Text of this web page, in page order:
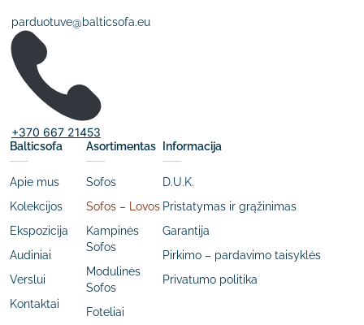
parduotuve@balticsofa.eu
+370 667 21453
Balticsofa
Apie mus
Kolekcijos
Ekspozicija
Audiniai
Verslui
Kontaktai
Asortimentas
Sofos
Sofos – Lovos
Kampinės
Sofos
Modulinės
Sofos
Foteliai
Informacija
D.U.K.
Pristatymas ir grąžinimas
Garantija
Pirkimo – pardavimo taisyklės
Privatumo politika